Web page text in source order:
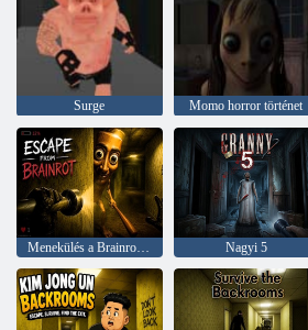
Surge Momo horror történet
Nagyi 5